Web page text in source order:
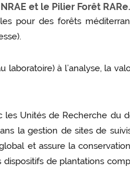
et le Pilier Forêt RARe.
pour des forêts
à l’analyse, la
Unités de Recherche du
la gestion de sites de
et assure la
de plantations